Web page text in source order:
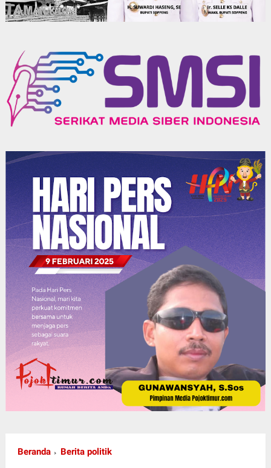
Beranda Berita politik